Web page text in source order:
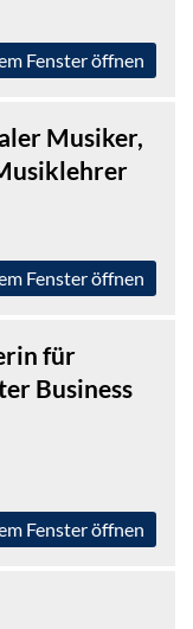
Fenster öffnen
Musiker,
Fenster öffnen
für
Business
Fenster öffnen